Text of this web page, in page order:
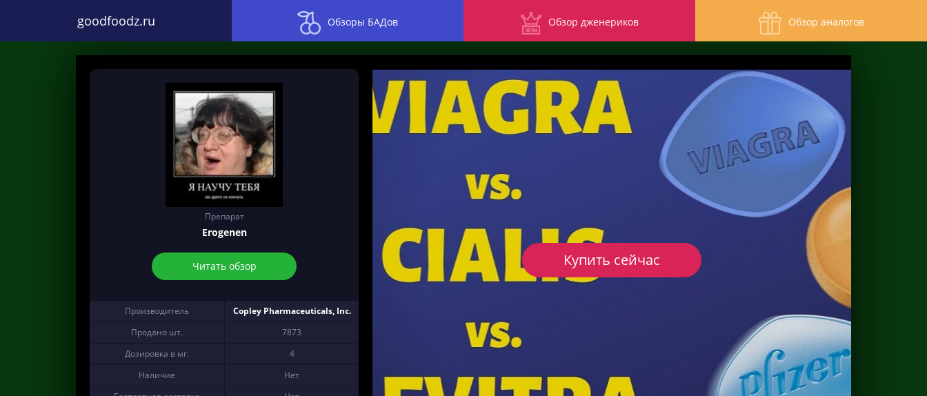
goodfoodz.ru Обзоры БАДов Обзор дженериков Обзор аналогов
Препарат
Erogenen
Читать обзор
Производитель
Copley Pharmaceuticals, Inc.
Продано шт.
7873
Дозировка в мг.
4
Наличие
Нет
Купить сейчас